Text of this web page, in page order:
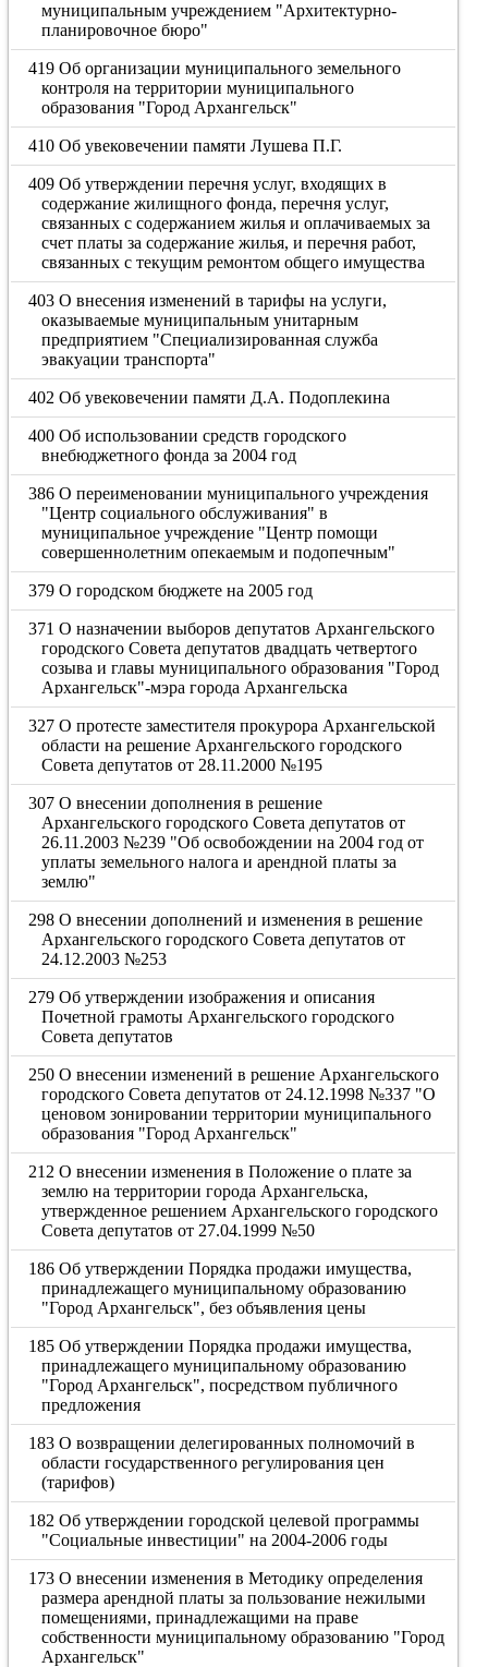
муниципальным учреждением "Архитектурно-
планировочное бюро"
419 Об организации муниципального земельного
контроля на территории муниципального
образования "Город Архангельск"
410 Об увековечении памяти Лушева П.Г.
409 Об утверждении перечня услуг, входящих в
содержание жилищного фонда, перечня услуг,
связанных с содержанием жилья и оплачиваемых за
счет платы за содержание жилья, и перечня работ,
связанных с текущим ремонтом общего имущества
403 О внесения изменений в тарифы на услуги,
оказываемые муниципальным унитарным
предприятием "Специализированная служба
эвакуации транспорта"
402 Об увековечении памяти Д.А. Подоплекина
400 Об использовании средств городского
внебюджетного фонда за 2004 год
386 О переименовании муниципального учреждения
"Центр социального обслуживания" в
муниципальное учреждение "Центр помощи
совершеннолетним опекаемым и подопечным"
379 О городском бюджете на 2005 год
371 О назначении выборов депутатов Архангельского
городского Совета депутатов двадцать четвертого
созыва и главы муниципального образования "Город
Архангельск"-мэра города Архангельска
327 О протесте заместителя прокурора Архангельской
области на решение Архангельского городского
Совета депутатов от 28.11.2000 №195
307 О внесении дополнения в решение
Архангельского городского Совета депутатов от
26.11.2003 №239 "Об освобождении на 2004 год от
уплаты земельного налога и арендной платы за
землю"
298 О внесении дополнений и изменения в решение
Архангельского городского Совета депутатов от
24.12.2003 №253
279 Об утверждении изображения и описания
Почетной грамоты Архангельского городского
Совета депутатов
250 О внесении изменений в решение Архангельского
городского Совета депутатов от 24.12.1998 №337 "О
ценовом зонировании территории муниципального
образования "Город Архангельск"
212 О внесении изменения в Положение о плате за
землю на территории города Архангельска,
утвержденное решением Архангельского городского
Совета депутатов от 27.04.1999 №50
186 Об утверждении Порядка продажи имущества,
принадлежащего муниципальному образованию
"Город Архангельск", без объявления цены
185 Об утверждении Порядка продажи имущества,
принадлежащего муниципальному образованию
"Город Архангельск", посредством публичного
предложения
183 О возвращении делегированных полномочий в
области государственного регулирования цен
(тарифов)
182 Об утверждении городской целевой программы
"Социальные инвестиции" на 2004-2006 годы
173 О внесении изменения в Методику определения
размера арендной платы за пользование нежилыми
помещениями, принадлежащими на праве
собственности муниципальному образованию "Город
Архангельск"